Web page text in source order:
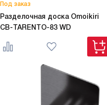
Под заказ
Разделочная доска Omoikiri
CB-TARENTO-83 WD